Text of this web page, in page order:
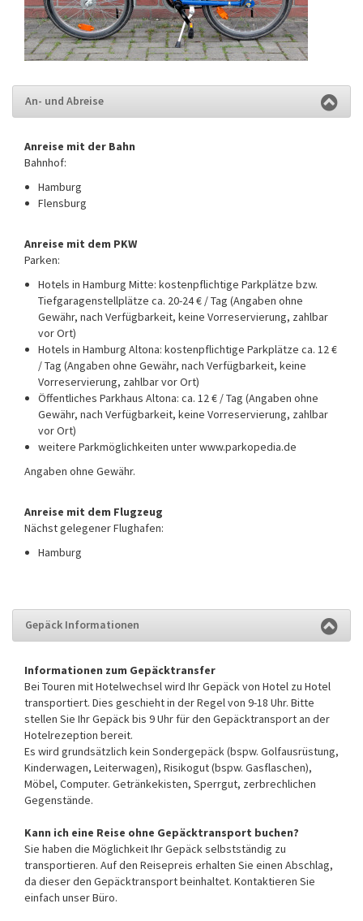
An- und Abreise
Anreise mit der Bahn
Bahnhof:
Hamburg
Flensburg
Anreise mit dem PKW
Parken:
Hotels in Hamburg Mitte: kostenpflichtige Parkplätze bzw.
Tiefgaragenstellplätze ca. 20-24 € / Tag (Angaben ohne
Gewähr, nach Verfügbarkeit, keine Vorreservierung, zahlbar
vor Ort)
Hotels in Hamburg Altona: kostenpflichtige Parkplätze ca. 12 €
/ Tag (Angaben ohne Gewähr, nach Verfügbarkeit, keine
Vorreservierung, zahlbar vor Ort)
Öffentliches Parkhaus Altona: ca. 12 € / Tag (Angaben ohne
Gewähr, nach Verfügbarkeit, keine Vorreservierung, zahlbar
vor Ort)
weitere Parkmöglichkeiten unter www.parkopedia.de
Angaben ohne Gewähr.
Anreise mit dem Flugzeug
Nächst gelegener Flughafen:
Hamburg
Gepäck Informationen
Informationen zum Gepäcktransfer
Bei Touren mit Hotelwechsel wird Ihr Gepäck von Hotel zu Hotel
transportiert. Dies geschieht in der Regel von 9-18 Uhr. Bitte
stellen Sie Ihr Gepäck bis 9 Uhr für den Gepäcktransport an der
Hotelrezeption bereit.
Es wird grundsätzlich kein Sondergepäck (bspw. Golfausrüstung,
Kinderwagen, Leiterwagen), Risikogut (bspw. Gasflaschen),
Möbel, Computer. Getränkekisten, Sperrgut, zerbrechlichen
Gegenstände.
Kann ich eine Reise ohne Gepäcktransport buchen?
Sie haben die Möglichkeit Ihr Gepäck selbstständig zu
transportieren. Auf den Reisepreis erhalten Sie einen Abschlag,
da dieser den Gepäcktransport beinhaltet. Kontaktieren Sie
einfach unser Büro.